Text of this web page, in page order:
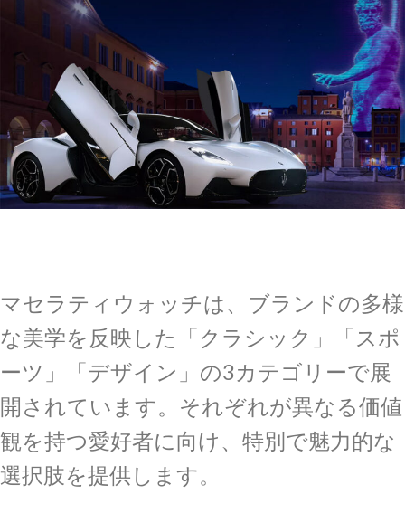
マセラティウォッチは、ブランドの多様
な美学を反映した「クラシック」「スポ
ーツ」「デザイン」の3カテゴリーで展
開されています。それぞれが異なる価値
観を持つ愛好者に向け、特別で魅力的な
選択肢を提供します。